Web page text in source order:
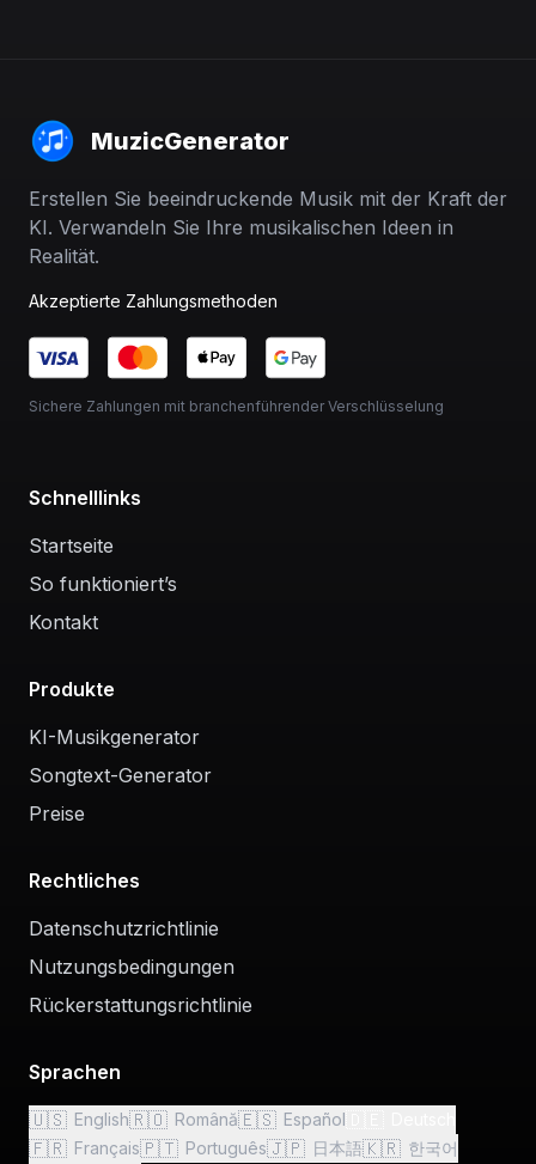
MuzicGenerator
Erstellen Sie beeindruckende Musik mit der Kraft der
KI. Verwandeln Sie Ihre musikalischen Ideen in
Realität.
Akzeptierte Zahlungsmethoden
Sichere Zahlungen mit branchenführender Verschlüsselung
Schnelllinks
Startseite
So funktioniert’s
Kontakt
Produkte
KI-Musikgenerator
Songtext-Generator
Preise
Rechtliches
Datenschutzrichtlinie
Nutzungsbedingungen
Rückerstattungsrichtlinie
Sprachen
🇺🇸 English🇷🇴 Română🇪🇸 Español
🇫🇷 Français🇵🇹 Português🇯🇵 日本語🇰🇷 한국어